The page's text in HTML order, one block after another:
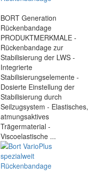
BORT Generation
Rückenbandage
PRODUKTMERKMALE -
Rückenbandage zur
Stabilisierung der LWS -
Integrierte
Stabilisierungselemente -
Dosierte Einstellung der
Stabilisierung durch
Seilzugsystem - Elastisches,
atmungsaktives
Trägermaterial -
Viscoelastische ...